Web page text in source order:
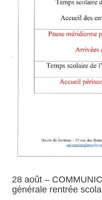
28 août –
générale rentrée